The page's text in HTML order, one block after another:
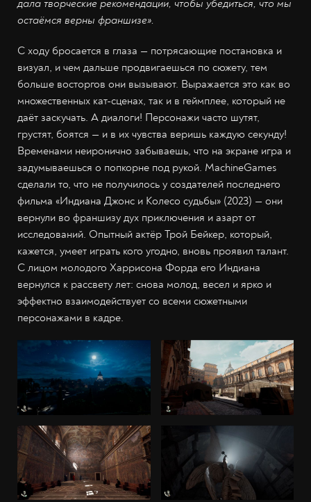
дала творческие рекомендации, чтобы убедиться, что мы
остаёмся верны франшизе».
С ходу бросается в глаза — потрясающие постановка и
визуал, и чем дальше продвигаешься по сюжету, тем
больше восторгов они вызывают. Выражается это как во
множественных кат-сценах, так и в геймплее, который не
даёт заскучать. А диалоги! Персонажи часто шутят,
грустят, боятся — и в их чувства веришь каждую секунду!
Временами неиронично забываешь, что на экране игра и
задумываешься о попкорне под рукой. MachineGames
сделали то, что не получилось у создателей последнего
фильма «Индиана Джонс и Колесо судьбы» (2023) — они
вернули во франшизу дух приключения и азарт от
исследований. Опытный актёр Трой Бейкер, который,
кажется, умеет играть кого угодно, вновь проявил талант.
С лицом молодого Харрисона Форда его Индиана
вернулся к рассвету лет: снова молод, весел и ярко и
эффектно взаимодействует со всеми сюжетными
персонажами в кадре.